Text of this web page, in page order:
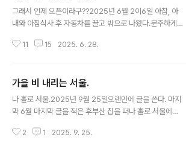
그래서 언제 오픈이라구??2025년 6월 2이6일 아침, 아
내와 아침식사 후 자동차를 끌고 밖으로 나왔다.분주하게
리가 곧장 출발해 오시리아에 있는 이케아에 도착하니 시
했다.시동을 끄고, 살펴보니 다들 입장을 못해 입구에서 서
성이거나 같이 온 무리끼리 대기하고 있는 풍경이다. 설
마?? 아내가 오픈 시간을 폰으로 찾아본다.매장 오픈은 11
식사 후 입장을 하기 위해 30분까지 기다리고 있던 것이었
11 15 2025. 6. 28.
가을 비 내리는 서울.
나 홀로 서울.2025년 9월 25일오랜만에 글을 쓴다. 마지
막 6월 마지막 글을 적은 후부산 집을 떠나 홀로 서울에서
택이다. 최근에 부산은경기침체가 몸소 느껴질 정도로 이
2 1 2025. 9. 25.